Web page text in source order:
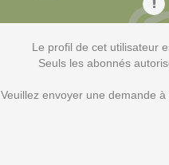
Le profil de cet utilisateur
Seuls les abonnés
Veuillez envoyer une demande